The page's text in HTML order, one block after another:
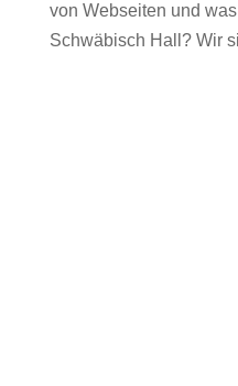
von Webseiten und
Schwäbisch Hall? Wir